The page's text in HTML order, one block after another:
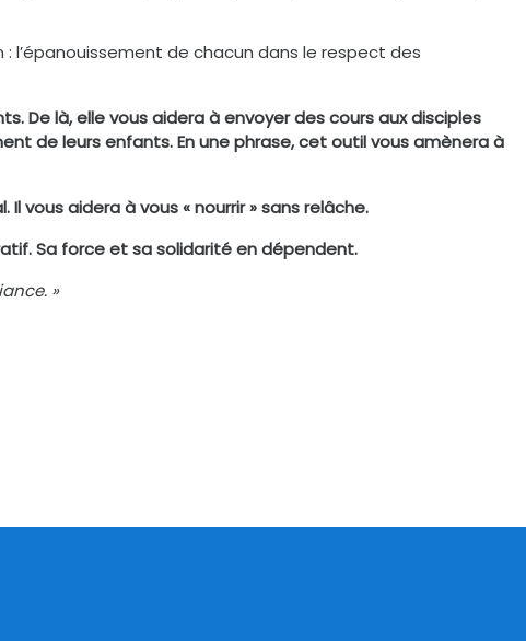
l’épanouissement de chacun dans le respect des
De là, elle vous aidera à envoyer des cours aux disciples
de leurs enfants. En une phrase, cet outil vous amènera à
vous aidera à vous « nourrir » sans relâche.
Sa force et sa solidarité en dépendent.
»